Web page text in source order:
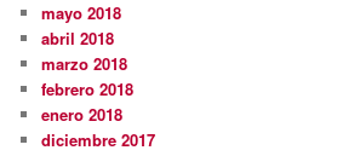
mayo 2018
abril 2018
marzo 2018
febrero 2018
enero 2018
diciembre 2017